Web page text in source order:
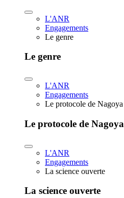
L'ANR
Engagements
Le genre
Le genre
L'ANR
Engagements
Le protocole de Nagoya
Le protocole de Nagoya
L'ANR
Engagements
La science ouverte
La science ouverte